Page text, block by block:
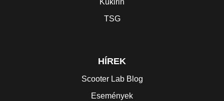
Kukirin
TSG
HÍREK
Scooter Lab Blog
Események